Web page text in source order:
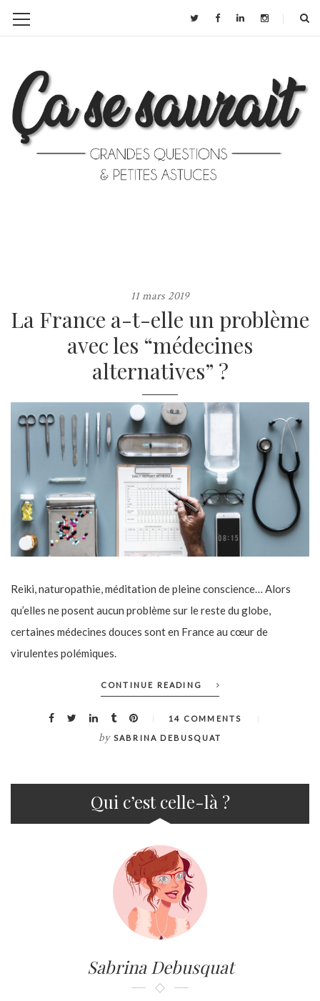
11 mars 2019
La France a-t-elle un problème
avec les “médecines
alternatives” ?
Reiki, naturopathie, méditation de pleine conscience… Alors
qu’elles ne posent aucun problème sur le reste du globe,
certaines médecines douces sont en France au cœur de
virulentes polémiques.
CONTINUE READING
14 COMMENTS
by SABRINA DEBUSQUAT
Qui c’est celle-là ?
Sabrina Debusquat